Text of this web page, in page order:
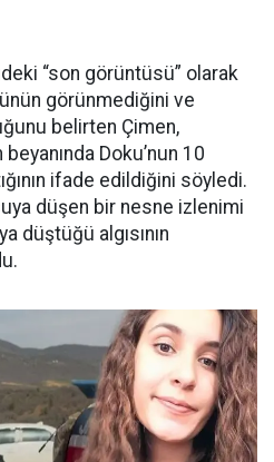
“son görüntüsü” olarak
görünmediğini ve
belirten Çimen,
Doku’nun 10
ifade edildiğini söyledi.
düşen bir nesne izlenimi
düştüğü algısının